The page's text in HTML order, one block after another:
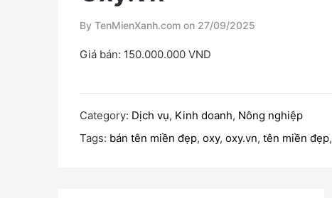
By TenMienXanh.com on 27/09/2025
Giá bán: 150.000.000 VND
Category: Dịch vụ, Kinh doanh, Nông nghiệp
Tags: bán tên miền đẹp, oxy, oxy.vn, tên miền đẹp,